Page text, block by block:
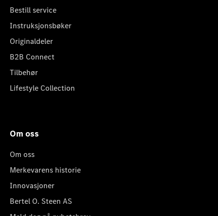
Bestill service
Instruksjonsbøker
Originaldeler
B2B Connect
Tilbehør
Lifestyle Collection
Om oss
Om oss
Merkevarens historie
Innovasjoner
Bertel O. Steen AS